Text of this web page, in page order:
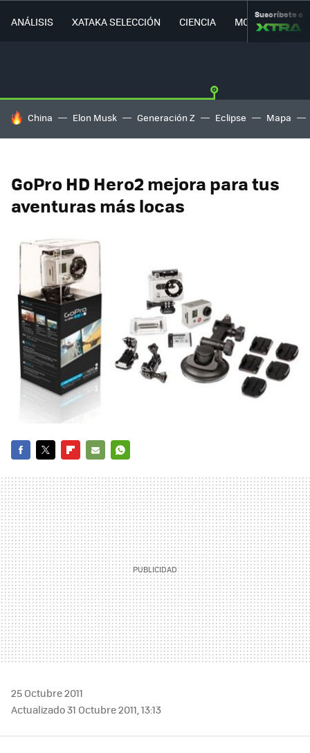
ANÁLISIS XATAKA SELECCIÓN CIENCIA MOVILIDAD
Suscríbete a
HOY SE HABLA DE
China Elon Musk Generación Z Eclipse Mapa
GoPro HD Hero2 mejora para tus
aventuras más locas
MAIL
25 Octubre 2011
Actualizado 31 Octubre 2011, 13:13